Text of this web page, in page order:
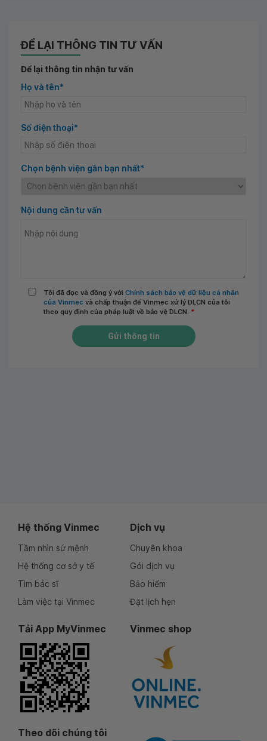
ĐỂ LẠI THÔNG TIN TƯ VẤN
Để lại thông tin nhận tư vấn
Họ và tên*
Số điện thoại*
Chọn bệnh viện gần bạn nhất*
Nội dung cần tư vấn
Tôi đã đọc và đồng ý với Chính sách bảo vệ dữ liệu cá nhân
của Vinmec và chấp thuận để Vinmec xử lý DLCN của tôi
theo quy định của pháp luật về bảo vệ DLCN. *
Gửi thông tin
Hệ thống Vinmec
Tầm nhìn sứ mệnh
Hệ thống cơ sở y tế
Tìm bác sĩ
Làm việc tại Vinmec
Dịch vụ
Chuyên khoa
Gói dịch vụ
Bảo hiểm
Đặt lịch hẹn
Tải App MyVinmec Vinmec shop
Theo dõi chúng tôi